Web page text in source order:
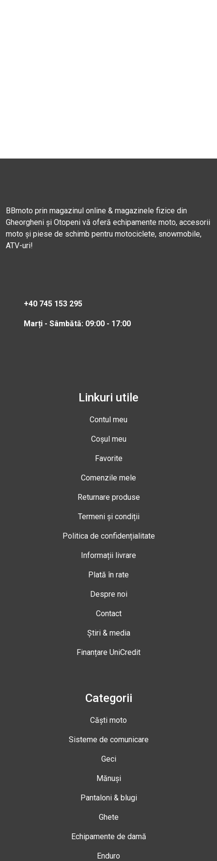
BBmoto prin magazinul online & magazinele fizice din
Gheorgheni și Otopeni vă oferă echipamente moto, accesorii
moto și piese de schimb pentru motociclete, snowmobile,
ATV-uri!
+40 745 153 295
Marți - Sâmbătă: 09:00 - 17:00
Linkuri utile
Contul meu
Coșul meu
Favorite
Comenzile mele
Returnare produse
Termeni și condiții
Politica de confidențialitate
Informații livrare
Plată în rate
Despre noi
Contact
Știri & media
Finanțare UniCredit
Categorii
Căști moto
Sisteme de comunicare
Geci
Mănuși
Pantaloni & blugi
Ghete
Echipamente de damă
Enduro